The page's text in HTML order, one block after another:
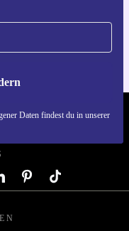
Daten findest du in unserer
App
RETHINK NEW.